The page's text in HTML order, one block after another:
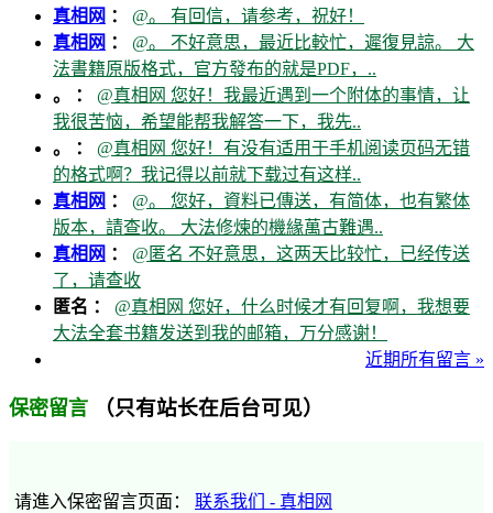
真相网 ： @。 有回信，请参考，祝好！
真相网 ： @。 不好意思，最近比較忙，遲復見諒。 大
法書籍原版格式，官方發布的就是PDF，..
。 ： @真相网 您好！我最近遇到一个附体的事情，让
我很苦恼，希望能帮我解答一下，我先..
。 ： @真相网 您好！有没有适用于手机阅读页码无错
的格式啊？我记得以前就下载过有这样..
真相网 ： @。 您好，資料已傳送，有简体，也有繁体
版本，請查收。 大法修煉的機緣萬古難遇..
真相网 ： @匿名 不好意思，这两天比较忙，已经传送
了，请查收
匿名 ： @真相网 您好，什么时候才有回复啊，我想要
大法全套书籍发送到我的邮箱，万分感谢！
近期所有留言 »
保密留言 （只有站长在后台可见）
请進入保密留言页面： 联系我们 - 真相网